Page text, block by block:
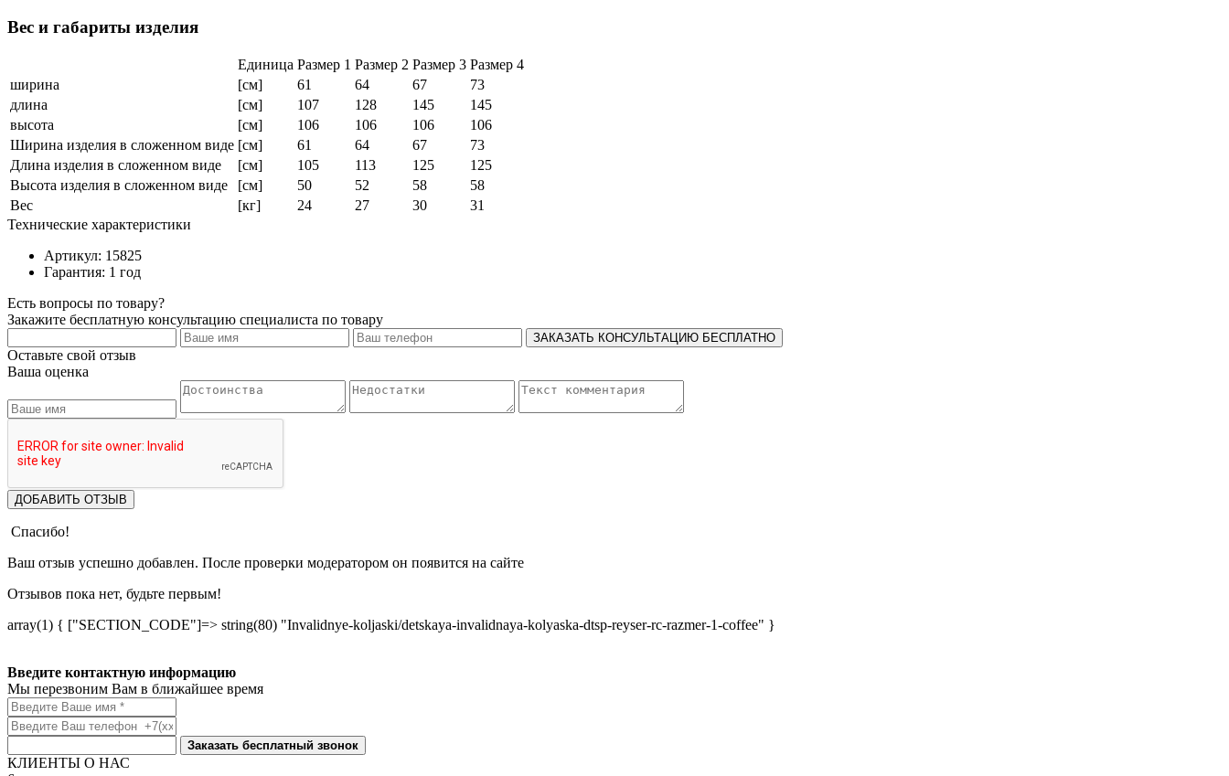
Вес и габариты изделия
Единица Размер 1 Размер 2 Размер 3 Размер 4
ширина
[см] 61 64 67
73
длина
[см] 107 128 145
145
высота
[см] 106 106 106
106
Ширина изделия в сложенном виде [см] 61 64 67
73
Длина изделия в сложенном виде
[см] 105 113 125
125
Высота изделия в сложенном виде
[см] 50 52 58
58
Вес
[кг] 24 27 30
31
Технические характеристики
Артикул: 15825
Гарантия: 1 год
Есть вопросы по товару?
Закажите бесплатную консультацию специалиста по товару
ЗАКАЗАТЬ КОНСУЛЬТАЦИЮ БЕСПЛАТНО
Оставьте свой отзыв
Ваша оценка
ДОБАВИТЬ ОТЗЫВ
Спасибо!
Ваш отзыв успешно добавлен. После проверки модератором он появится на сайте
Отзывов пока нет, будьте первым!
array(1) { ["SECTION_CODE"]=> string(80) "Invalidnye-koljaski/detskaya-invalidnaya-kolyaska-dtsp-reyser-rc-razmer-1-coffee" }
Введите контактную информацию
Мы перезвоним Вам в ближайшее время
Заказать бесплатный звонок
КЛИЕНТЫ О НАС